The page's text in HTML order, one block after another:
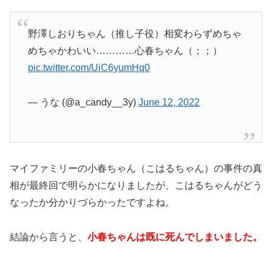
野澤しおりちゃん（推し子役）相変わらずめちゃ
めちゃかわいい…………心春ちゃん（；；）
pic.twitter.com/UiC6yumHq0
— うな (@a_candy__3y) June 12, 2022
マイファミリーの小春ちゃん（こはるちゃん）の事件の真
相が最終回で明らかになりましたが、こはるちゃんがどう
なったか分かりづらかったですよね。
結論から言うと、 小春ちゃんは既に死んでしまいました。